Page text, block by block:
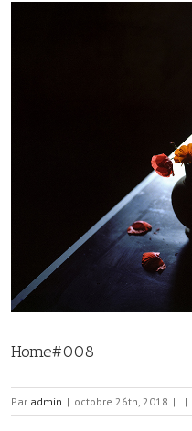
Home#008
Par admin | octobre 26th, 2018 | |